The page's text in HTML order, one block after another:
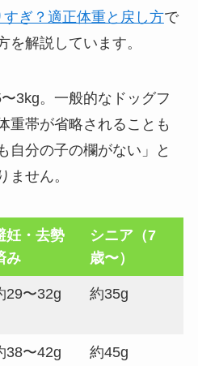
ぎ？適正体重と戻し方で
を解説しています。
3kg。一般的なドッグフ
重帯が省略されることも
自分の子の欄がない」と
ません。
妊・去勢
み
シニア（7
歳〜）
29〜32g 約35g
38〜42g 約45g